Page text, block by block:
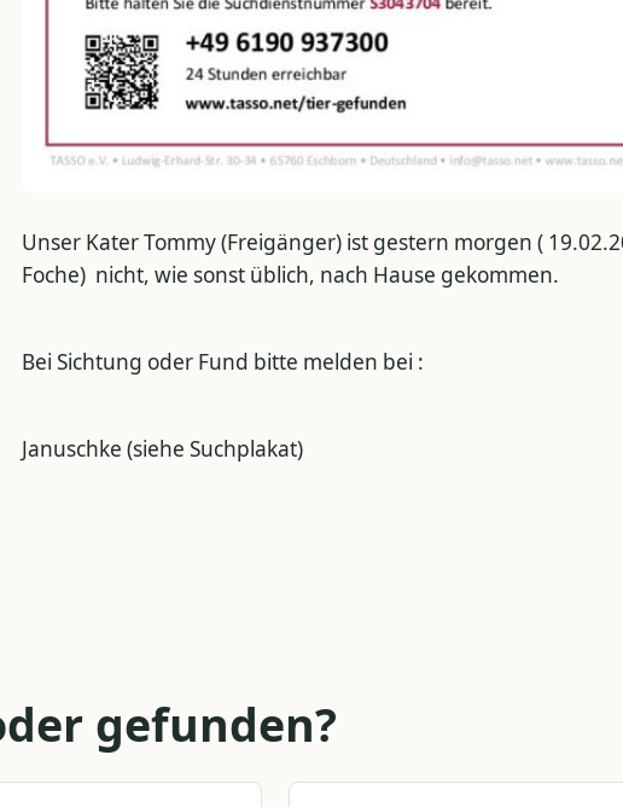
Unser Kater Tommy (Freigänger) ist gestern morgen (
Foche) nicht, wie sonst üblich, nach Hause gekommen.
Bei Sichtung oder Fund bitte melden bei :
Januschke (siehe Suchplakat)
gefunden?